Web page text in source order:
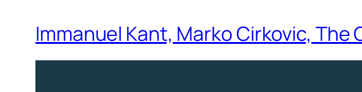
Immanuel Kant, Marko Cirkovic,